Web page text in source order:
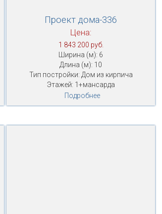
Проект дома-336
Цена:
1 843 200 руб.
Ширина (м): 6
Длина (м): 10
Тип постройки: Дом из кирпича
Этажей: 1+мансарда
Подробнее